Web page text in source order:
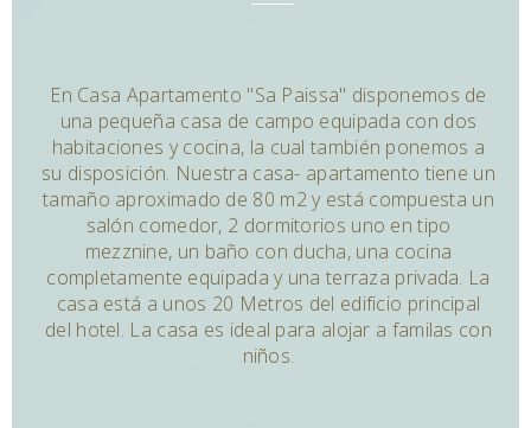
En Casa Apartamento "Sa Paissa" disponemos de
una pequeña casa de campo equipada con dos
habitaciones y cocina, la cual también ponemos a
su disposición. Nuestra casa- apartamento tiene un
tamaño aproximado de 80 m2 y está compuesta un
salón comedor, 2 dormitorios uno en tipo
mezznine, un baño con ducha, una cocina
completamente equipada y una terraza privada. La
casa está a unos 20 Metros del edificio principal
del hotel. La casa es ideal para alojar a familas con
niños.